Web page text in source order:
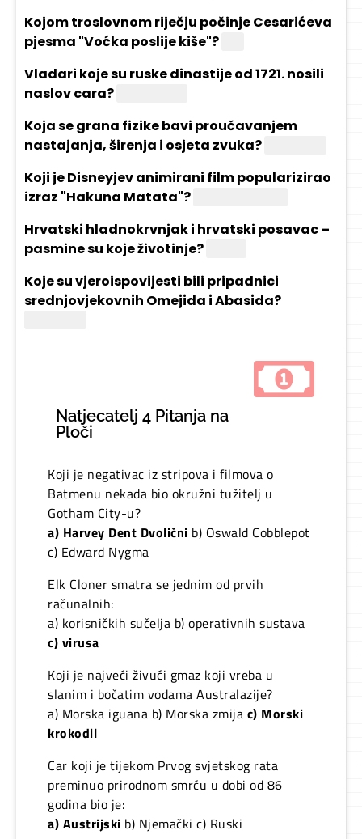
Kojom troslovnom riječju počinje Cesarićeva
pjesma "Voćka poslije kiše"?
Vladari koje su ruske dinastije od 1721. nosili
naslov cara?
Koja se grana fizike bavi proučavanjem
nastajanja, širenja i osjeta zvuka?
Koji je Disneyjev animirani film popularizirao
izraz "Hakuna Matata"?
Hrvatski hladnokrvnjak i hrvatski posavac –
pasmine su koje životinje?
Koje su vjeroispovijesti bili pripadnici
srednjovjekovnih Omejida i Abasida?
Natjecatelj 4 Pitanja na
Ploči
Koji je negativac iz stripova i filmova o
Batmenu nekada bio okružni tužitelj u
Gotham City-u?
a) Harvey Dent Dvolični b) Oswald Cobblepot
c) Edward Nygma
Elk Cloner smatra se jednim od prvih
računalnih:
a) korisničkih sučelja b) operativnih sustava
c) virusa
Koji je najveći živući gmaz koji vreba u
slanim i bočatim vodama Australazije?
a) Morska iguana b) Morska zmija c) Morski
krokodil
Car koji je tijekom Prvog svjetskog rata
preminuo prirodnom smrću u dobi od 86
godina bio je:
a) Austrijski b) Njemački c) Ruski